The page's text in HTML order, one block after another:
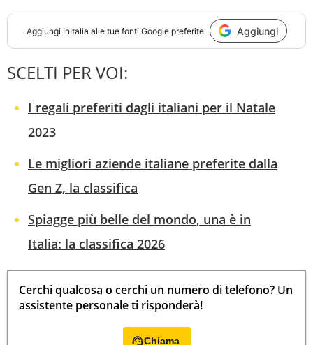
Aggiungi InItalia alle tue fonti Google preferite Aggiungi
SCELTI PER VOI:
I regali preferiti dagli italiani per il Natale
2023
Le migliori aziende italiane preferite dalla
Gen Z, la classifica
Spiagge più belle del mondo, una è in
Italia: la classifica 2026
Cerchi qualcosa o cerchi un numero di telefono? Un
assistente personale ti risponderà!
Chiama